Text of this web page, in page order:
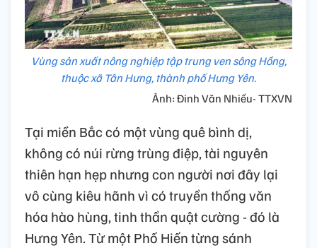
Vùng sản xuất nông nghiệp tập trung ven sông Hồng,
thuộc xã Tân Hưng, thành phố Hưng Yên.
Ảnh: Đinh Văn Nhiều- TTXVN
Tại miền Bắc có một vùng quê bình dị,
không có núi rừng trùng điệp, tài nguyên
thiên hạn hẹp nhưng con người nơi đây lại
vô cùng kiêu hãnh vì có truyền thống văn
hóa hào hùng, tinh thần quật cường - đó là
Hưng Yên. Từ một Phố Hiến từng sánh